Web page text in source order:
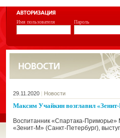
Имя пользователя Пароль
29.11.2020 | Новости
Максим Учайкин возглавил
Воспитанник «Спартака-
«Зенит-М» (Санкт-Петербург),